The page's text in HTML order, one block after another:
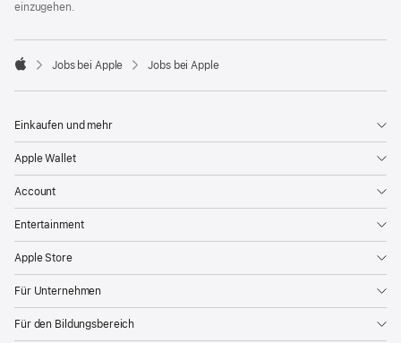
einzugehen.

Jobs bei Apple Jobs bei Apple
Einkaufen und mehr
Apple Wallet
Account
Entertainment
Apple Store
Für Unternehmen
Für den Bildungsbereich